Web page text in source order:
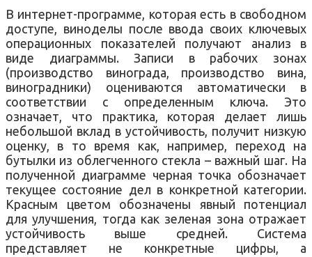
В интернет-программе, которая есть в свободном
доступе, виноделы после ввода своих ключевых
операционных показателей получают анализ в
виде диаграммы. Записи в рабочих зонах
(производство винограда, производство вина,
виноградники) оцениваются автоматически в
соответствии с определенным ключа. Это
означает, что практика, которая делает лишь
небольшой вклад в устойчивость, получит низкую
оценку, в то время как, например, переход на
бутылки из облегченного стекла – важный шаг. На
полученной диаграмме черная точка обозначает
текущее состояние дел в конкретной категории.
Красным цветом обозначены явный потенциал
для улучшения, тогда как зеленая зона отражает
устойчивость выше средней. Система
представляет не конкретные цифры, а